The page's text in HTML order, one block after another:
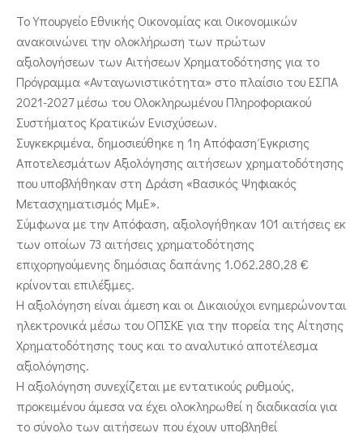
Το Υπουργείο Εθνικής Οικονομίας και Οικονομικών
ανακοινώνει την ολοκλήρωση των πρώτων
αξιολογήσεων των Αιτήσεων Χρηματοδότησης για το
Πρόγραμμα «Ανταγωνιστικότητα» στο πλαίσιο του ΕΣΠΑ
2021-2027 μέσω του Ολοκληρωμένου Πληροφοριακού
Συστήματος Κρατικών Ενισχύσεων.
Συγκεκριμένα, δημοσιεύθηκε η 1η Απόφαση Έγκρισης
Αποτελεσμάτων Αξιολόγησης αιτήσεων χρηματοδότησης
που υποβλήθηκαν στη Δράση «Βασικός Ψηφιακός
Μετασχηματισμός ΜμΕ».
Σύμφωνα με την Απόφαση, αξιολογήθηκαν 101 αιτήσεις εκ
των οποίων 73 αιτήσεις χρηματοδότησης
επιχορηγούμενης δημόσιας δαπάνης 1.062.280,28 €
κρίνονται επιλέξιμες.
H αξιολόγηση είναι άμεση και οι Δικαιούχοι ενημερώνονται
ηλεκτρονικά μέσω του ΟΠΣΚΕ για την πορεία της Αίτησης
Χρηματοδότησης τους και το αναλυτικό αποτέλεσμα
αξιολόγησης.
Η αξιολόγηση συνεχίζεται με εντατικούς ρυθμούς,
προκειμένου άμεσα να έχει ολοκληρωθεί η διαδικασία για
το σύνολο των αιτήσεων που έχουν υποβληθεί